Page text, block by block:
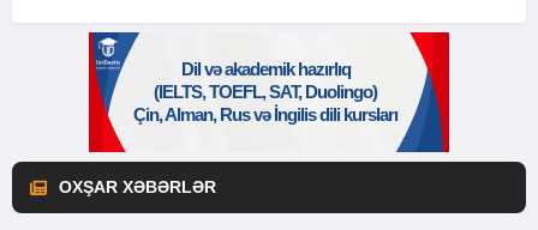
OXŞAR XƏBƏRLƏR